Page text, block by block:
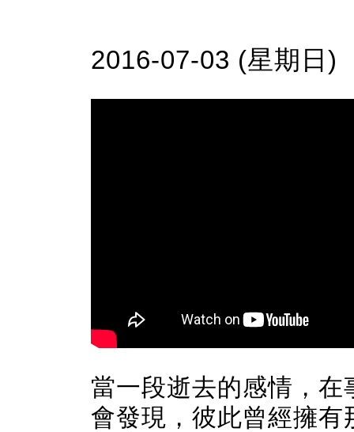
2016-07-03 (星期日)
當一段逝去的感情，
會發現， 彼此曾經擁有